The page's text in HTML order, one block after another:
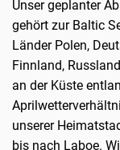
Unser geplanter
gehört zur Baltic
Länder Polen,
Finnland,
an der Küste
unserer
bis nach Laboe.